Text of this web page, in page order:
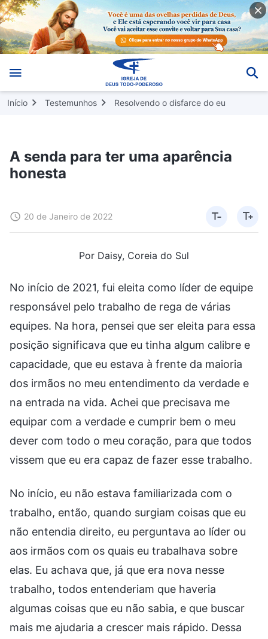
Início Testemunhos Resolvendo o disfarce do eu
A senda para ter uma aparência
honesta
20 de Janeiro de 2022
Por Daisy, Coreia do Sul
No início de 2021, fui eleita como líder de equipe
responsável pelo trabalho de rega de várias
equipes. Na hora, pensei que ser eleita para essa
posição significava que eu tinha algum calibre e
capacidade, que eu estava à frente da maioria
dos irmãos no meu entendimento da verdade e
na entrada na vida. Achei que precisava me
equipar com a verdade e cumprir bem o meu
dever com todo o meu coração, para que todos
vissem que eu era capaz de fazer esse trabalho.
No início, eu não estava familiarizada com o
trabalho, então, quando surgiam coisas que eu
não entendia direito, eu perguntava ao líder ou
aos irmãos com os quais eu trabalhava sobre
elas. Eu achava que, já que era nova nesse
trabalho, todos entenderiam que haveria
algumas coisas que eu não sabia, e que buscar
mais me ajudaria a crescer mais rápido. Dessa